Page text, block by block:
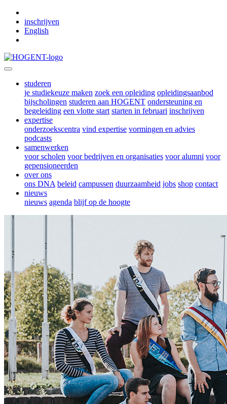
inschrijven
English
studeren
je studiekeuze maken zoek een opleiding opleidingsaanbod
bijscholingen studeren aan HOGENT ondersteuning en
begeleiding een vlotte start starten in februari inschrijven
expertise
onderzoekscentra vind expertise vormingen en advies
podcasts
samenwerken
voor scholen voor bedrijven en organisaties voor alumni voor
gepensioneerden
over ons
ons DNA beleid campussen duurzaamheid jobs shop contact
nieuws
nieuws agenda blijf op de hoogte